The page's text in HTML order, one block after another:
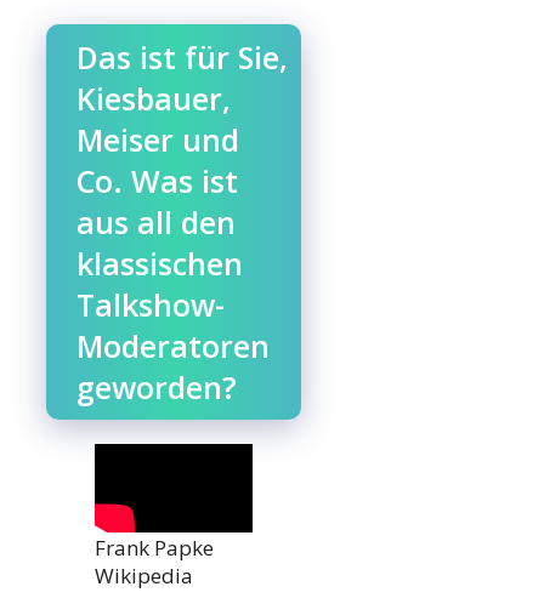
Das ist für Sie,
Kiesbauer,
Meiser und
Co. Was ist
aus all den
klassischen
Talkshow-
Moderatoren
geworden?
Frank Papke
Wikipedia